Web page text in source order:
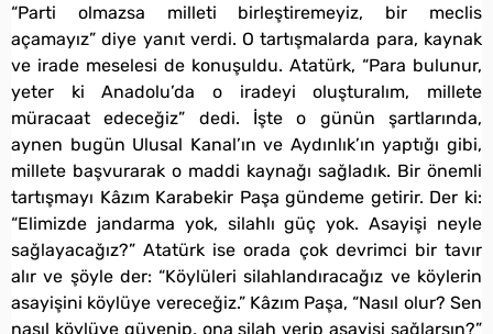
“Parti olmazsa milleti birleştiremeyiz, bir meclis
açamayız” diye yanıt verdi. O tartışmalarda para, kaynak
ve irade meselesi de konuşuldu. Atatürk, “Para bulunur,
yeter ki Anadolu’da o iradeyi oluşturalım, millete
müracaat edeceğiz” dedi. İşte o günün şartlarında,
aynen bugün Ulusal Kanal’ın ve Aydınlık’ın yaptığı gibi,
millete başvurarak o maddi kaynağı sağladık. Bir önemli
tartışmayı Kâzım Karabekir Paşa gündeme getirir. Der ki:
“Elimizde jandarma yok, silahlı güç yok. Asayişi neyle
sağlayacağız?” Atatürk ise orada çok devrimci bir tavır
alır ve şöyle der: “Köylüleri silahlandıracağız ve köylerin
asayişini köylüye vereceğiz.” Kâzım Paşa, “Nasıl olur? Sen
nasıl köylüye güvenip, ona silah verip asayişi sağlarsın?”